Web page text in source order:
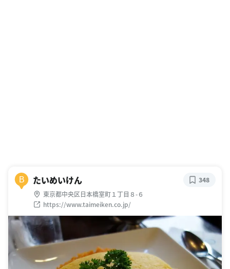
B たいめいけん
東京都中央区日本橋室町１丁目８-６
https://www.taimeiken.co.jp/
348